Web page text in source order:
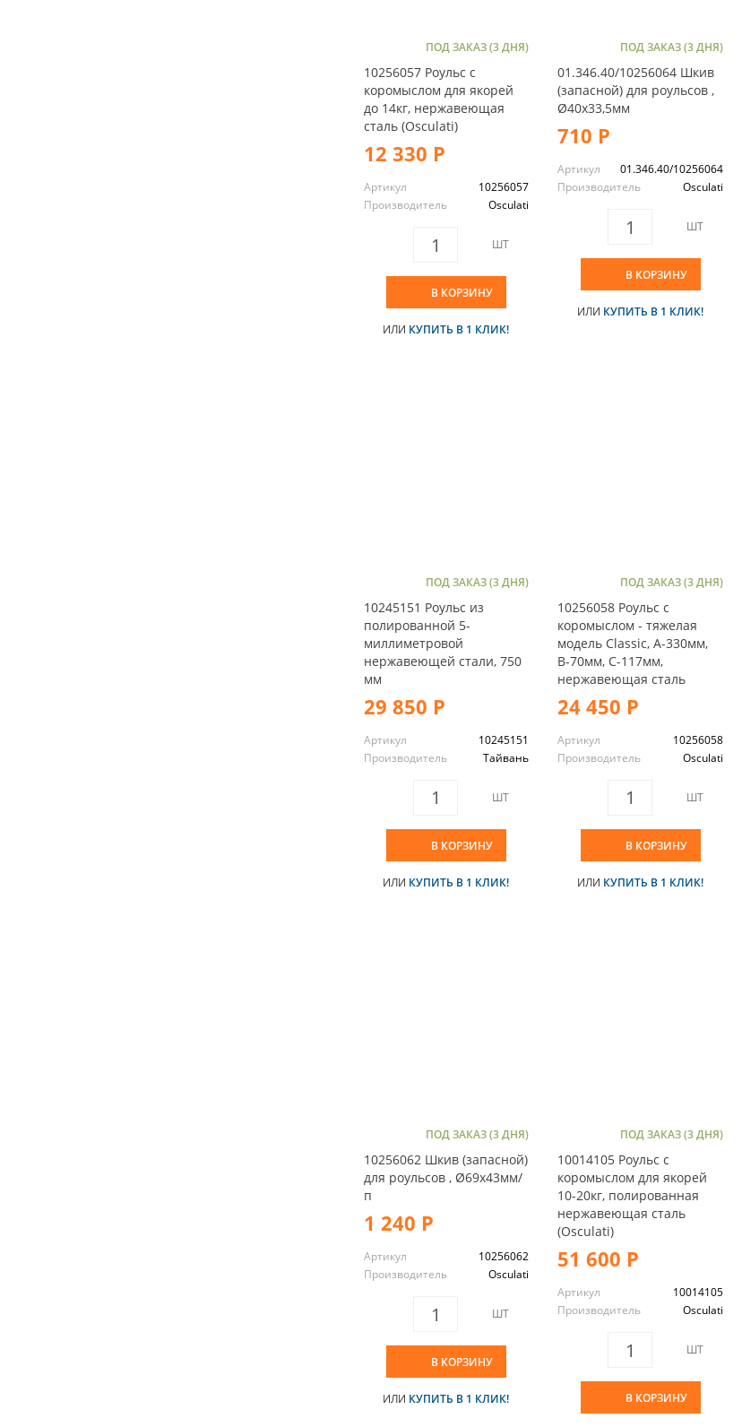
ПОД ЗАКАЗ (3 ДНЯ)
10256057 Роульс с
коромыслом для якорей
до 14кг, нержавеющая
сталь (Osculati)
12 330 Р
Артикул
10256057
Производитель
Osculati
ШТ
В КОРЗИНУ
ИЛИ КУПИТЬ В 1 КЛИК!
ПОД ЗАКАЗ (3 ДНЯ)
01.346.40/10256064 Шкив
(запасной) для роульсов ,
Ø40x33,5мм
710 Р
Артикул
01.346.40/10256064
Производитель
Osculati
ШТ
В КОРЗИНУ
ИЛИ КУПИТЬ В 1 КЛИК!
ПОД ЗАКАЗ (3 ДНЯ)
10245151 Роульс из
полированной 5-
миллиметровой
нержавеющей стали, 750
мм
29 850 Р
Артикул
10245151
Производитель
Тайвань
ШТ
В КОРЗИНУ
ИЛИ КУПИТЬ В 1 КЛИК!
ПОД ЗАКАЗ (3 ДНЯ)
10256058 Роульс с
коромыслом - тяжелая
модель Classic, A-330мм,
B-70мм, C-117мм,
нержавеющая сталь
24 450 Р
Артикул
10256058
Производитель
Osculati
ШТ
В КОРЗИНУ
ИЛИ КУПИТЬ В 1 КЛИК!
ПОД ЗАКАЗ (3 ДНЯ)
10256062 Шкив (запасной)
для роульсов , Ø69x43мм/
п
1 240 Р
Артикул
10256062
Производитель
Osculati
ШТ
В КОРЗИНУ
ИЛИ КУПИТЬ В 1 КЛИК!
ПОД ЗАКАЗ (3 ДНЯ)
10014105 Роульс с
коромыслом для якорей
10-20кг, полированная
нержавеющая сталь
(Osculati)
51 600 Р
Артикул
10014105
Производитель
Osculati
ШТ
В КОРЗИНУ